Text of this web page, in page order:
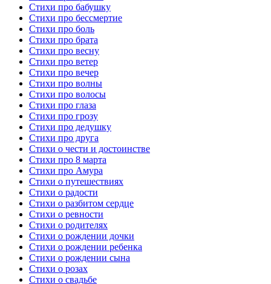
Стихи про бабушку
Стихи про бессмертие
Стихи про боль
Стихи про брата
Стихи про весну
Стихи про ветер
Стихи про вечер
Стихи про волны
Стихи про волосы
Стихи про глаза
Стихи про грозу
Стихи про дедушку
Стихи про друга
Стихи о чести и достоинстве
Стихи про 8 марта
Стихи про Амура
Стихи о путешествиях
Стихи о радости
Стихи о разбитом сердце
Стихи о ревности
Стихи о родителях
Стихи о рождении дочки
Стихи о рождении ребенка
Стихи о рождении сына
Стихи о розах
Стихи о свадьбе